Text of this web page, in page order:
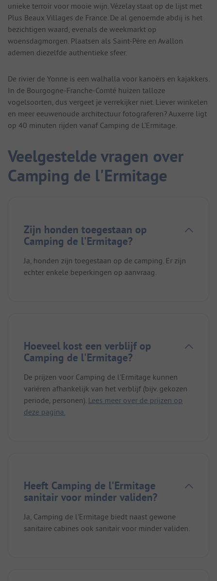
unieke terroir voor mooie wijn. Vézelay staat op de lijst met
Plus Beaux Villages de France. De al genoemde abdij is het
bezichtigen waard, evenals de weekmarkt op
woensdagmorgen. Plaatsen als Saint-Père en Avallon
ademen diezelfde authentieke sfeer.
De rivier de Yonne is een walhalla voor kanoërs en kajakkers.
In de Bourgogne-Franche-Comté huizen talloze
vogelsoorten, dus vergeet je verrekijker niet. Liever winkelen
en meer eeuwenoude architectuur fotograferen? Auxerre ligt
op 40 minuten rijden vanaf Camping de L'Ermitage.
Veelgestelde vragen over
Camping de l'Ermitage
Zijn honden toegestaan op
Camping de l'Ermitage?
Ja, honden zijn toegestaan op de camping. Er zijn
echter enkele beperkingen op aanvraag.
Hoeveel kost een verblijf op
Camping de l'Ermitage?
De prijzen voor Camping de l'Ermitage kunnen
variëren afhankelijk van het verblijf (bijv. gekozen
periode, personen). Lees meer over de prijzen op
deze pagina.
Heeft Camping de l'Ermitage
sanitair voor minder validen?
Ja, Camping de l'Ermitage biedt naast gewone
sanitaire cabines ook sanitair voor minder validen.